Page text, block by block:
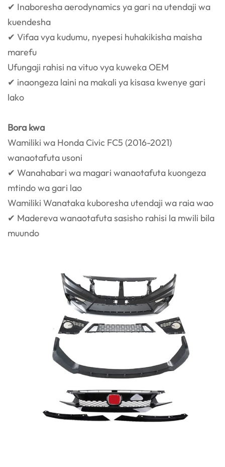
✔ Inaboresha aerodynamics ya gari na utendaji wa
kuendesha
✔ Vifaa vya kudumu, nyepesi huhakikisha maisha
marefu
Ufungaji rahisi na vituo vya kuweka OEM
✔ inaongeza laini na makali ya kisasa kwenye gari
lako
Bora kwa
Wamiliki wa Honda Civic FC5 (2016-2021)
wanaotafuta usoni
✔ Wanahabari wa magari wanaotafuta kuongeza
mtindo wa gari lao
Wamiliki Wanataka kuboresha utendaji wa raia wao
✔ Madereva wanaotafuta sasisho rahisi la mwili bila
muundo